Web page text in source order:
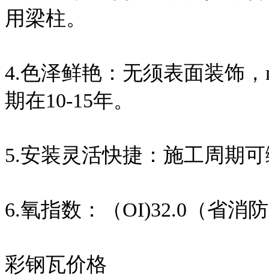
用梁柱。
4.色泽鲜艳：无须表面装饰
期在10-15年。
5.安装灵活快捷：施工周期
6.氧指数：（OI)32.0（省消
彩钢瓦价格